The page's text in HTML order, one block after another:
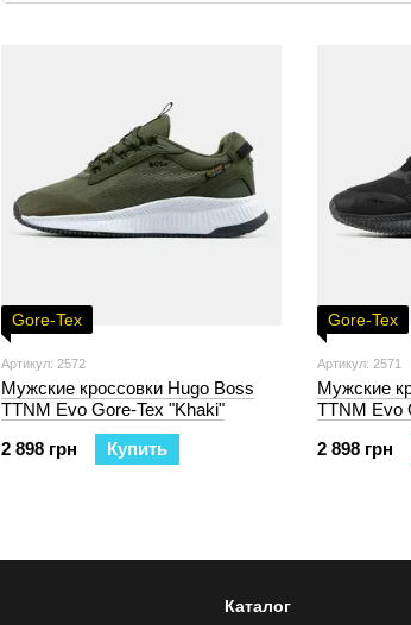
Gore-Tex
Артикул: 2572
Мужские кроссовки Hugo Boss
TTNM Evo Gore-Tex "Khaki"
2 898 грн
Купить
Gore-Tex
Артикул: 2571
Мужские
TTNM Evo
2 898 грн
Каталог